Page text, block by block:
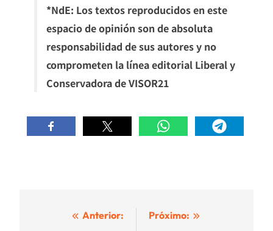
*NdE: Los textos reproducidos en este
espacio de opinión son de absoluta
responsabilidad de sus autores y no
comprometen la línea editorial Liberal y
Conservadora de VISOR21
Navegación
Anterior:
Próximo: